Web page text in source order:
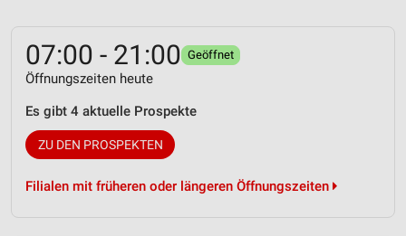
07:00 - 21:00 Geöffnet
Öffnungszeiten heute
Es gibt 4 aktuelle Prospekte
ZU DEN PROSPEKTEN
Filialen mit früheren oder längeren Öffnungszeiten